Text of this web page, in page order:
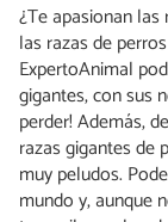
¿Te apasionan
las razas de
ExpertoAnimal
gigantes, con sus
perder! Además,
razas gigantes de
muy peludos.
mundo y, aunque